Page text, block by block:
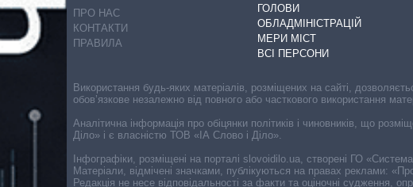
ПРО НАС
КОНТАКТИ
ПРАВИЛА
ГОЛОВИ
ОБЛАДМІНІСТРАЦІЙ
МЕРИ МІСТ
ВСІ ПЕРСОНИ
Використання будь-яких матеріалів, розміщених на сайті,
обов’язкове незалежно від повного або часткового використання
Аналітична інформація про обіцянки політиків і чиновників, що
Діло» і є власністю ТОВ «ІА Слово і Діло».
Інфографіки, розміщені на порталі slovoidilo.ua, створені ГО
Матеріали, відмічені значками, публікуються на правах реклами:
Редакція не несе відповідальності за факти та оціночні судження,